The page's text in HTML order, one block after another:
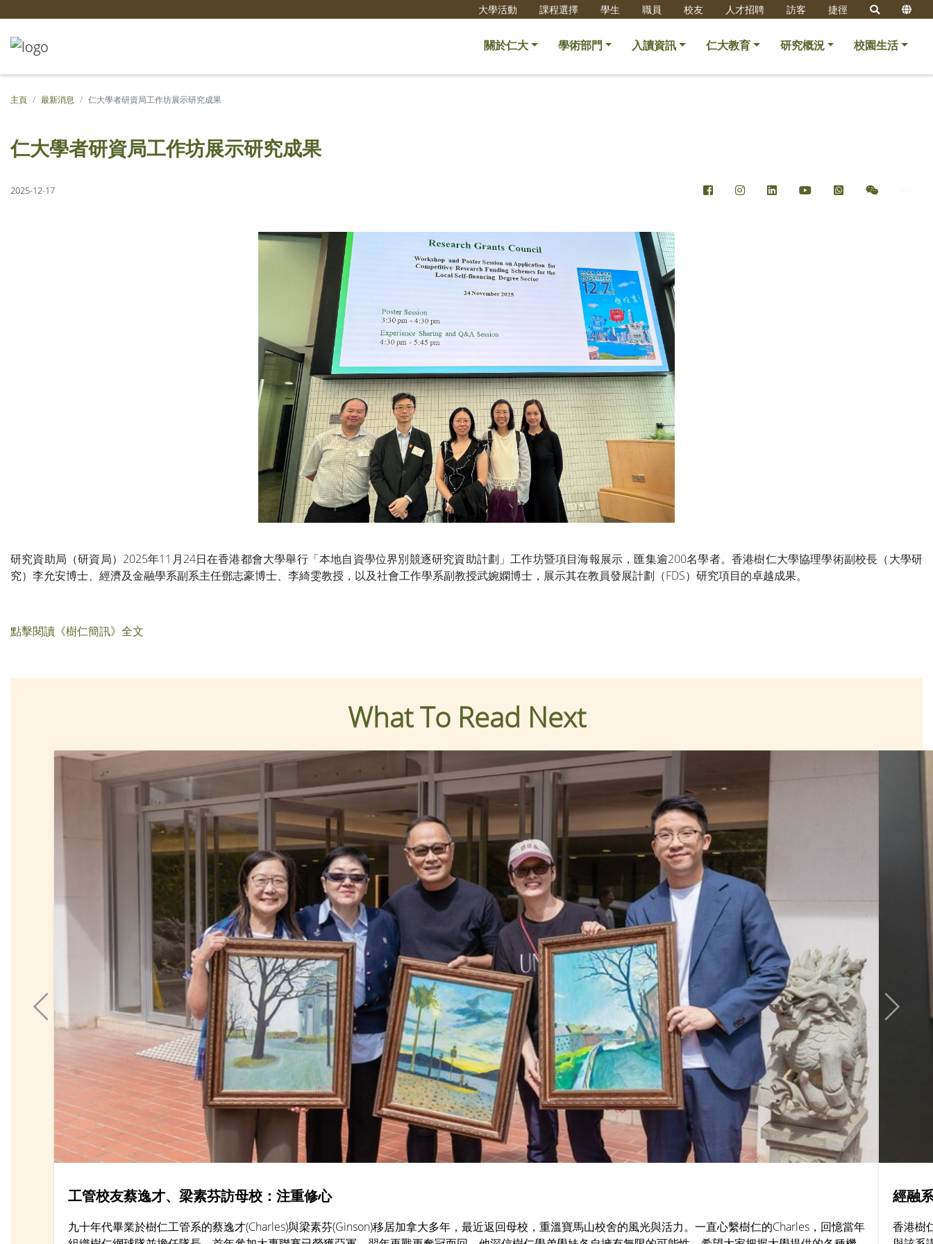
大學活動 課程選擇 學生 職員 校友 人才招聘 訪客 捷徑
關於仁大 學術部門 入讀資訊 仁大教育 研究概況 校園生活
主頁 最新消息 仁大學者研資局工作坊展示研究成果
仁大學者研資局工作坊展示研究成果
2025-12-17
研究資助局（研資局）2025年11月24日在香港都會大學舉行「本地自資學位界別競逐研究資助計劃」工作坊暨項目海報展示，匯集逾200名學者。香港樹仁大學協理學術副校長（大學研
究）李允安博士、經濟及金融學系副系主任鄧志豪博士、李綺雯教授，以及社會工作學系副教授武婉嫻博士，展示其在教員發展計劃（FDS）研究項目的卓越成果。
點擊閱讀《樹仁簡訊》全文
What To Read Next
工管校友蔡逸才、梁素芬訪母校：注重修心
九十年代畢業於樹仁工管系的蔡逸才(Charles)與梁素芬(Ginson)移居加拿大多年，最近返回母校，重溫寶馬山校舍的風光與活力。一直心繫樹仁的Charles，回憶當年
經融
香港樹